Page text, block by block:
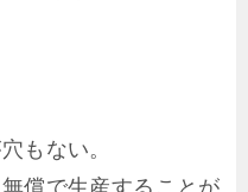
もない。